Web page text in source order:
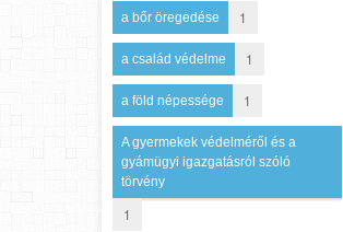
a bőr öregedése 1
a család védelme 1
a föld népessége 1
A gyermekek védelméről és a
gyámügyi igazgatásról szóló
törvény
1